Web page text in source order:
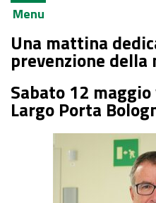
Menu
Una mattina
prevenzione della
Sabato 12
Largo Porta